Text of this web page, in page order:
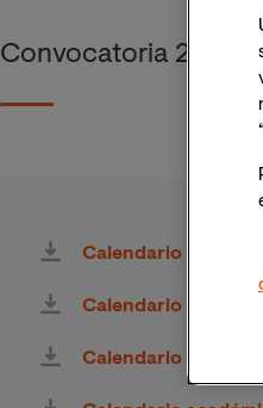
Convocatoria 2026
Calendario
Calendario
Calendario